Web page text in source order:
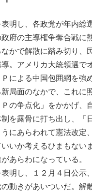
明し、各政党が年内総
府の主導権争奪合戦に
かで解散に踏み切り、
。アメリカ大統領選で
による中国包囲網を強
局面のなかで、これに
の争点化」をかかげ、
を露骨に打ち出し、「
にあらわれて憲法改定
いか考えるひまもない
あらわになっている。
明し、１２月４日公示
動きがあいついだ。解